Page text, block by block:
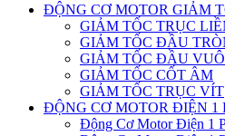
ĐỘNG CƠ MOTOR GIẢM
GIẢM TỐC TRỤC
GIẢM TỐC ĐẦU
GIẢM TỐC ĐẦU
GIẢM TỐC CỐT ÂM
GIẢM TỐC TRỤC VÍT
ĐỘNG CƠ MOTOR ĐIỆN 1
Động Cơ Motor Điện 1